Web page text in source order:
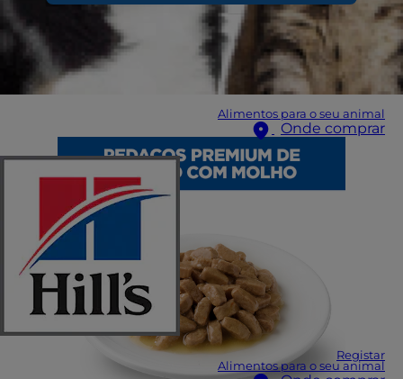
Alimentos para o seu animal
Onde comprar
Registar
Alimentos para o seu animal